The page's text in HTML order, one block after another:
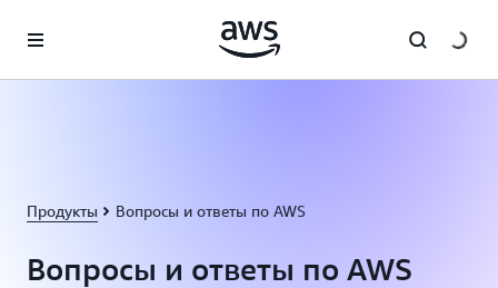
Перейти к главному контенту
Продукты Вопросы и ответы по AWS
Вопросы и ответы по AWS